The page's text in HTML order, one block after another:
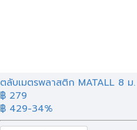
ตลับเมตรพลาสติก MATALL 8 ม.
฿ 279
฿ 429-34%